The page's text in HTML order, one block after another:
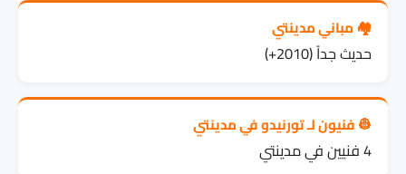
🏘️ مباني مدينتي
حديث جداً (2010+)
👷 فنيون لـ تورنيدو في مدينتي
4 فنيين في مدينتي